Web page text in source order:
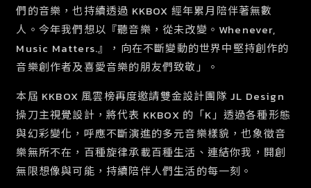
們的音樂，也持續透過 KKBOX 經年累月陪伴著無數
人。今年我們想以『聽音樂，從未改變。Whenever,
Music Matters.』，向在不斷變動的世界中堅持創作的
音樂創作者及喜愛音樂的朋友們致敬」。
本屆 KKBOX 風雲榜再度邀請雙金設計團隊 JL Design
操刀主視覺設計，將代表 KKBOX 的「K」透過各種形態
與幻彩變化，呼應不斷演進的多元音樂樣貌，也象徵音
樂無所不在，百種旋律承載百種生活、連結你我，開創
無限想像與可能，持續陪伴人們生活的每一刻。